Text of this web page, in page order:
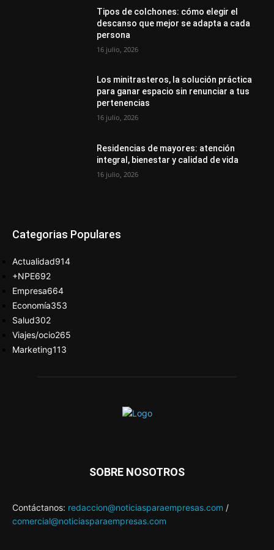
Tipos de colchones: cómo elegir el
descanso que mejor se adapta a cada
persona
16 julio, 2026
Los minitrasteros, la solución práctica
para ganar espacio sin renunciar a tus
pertenencias
16 julio, 2026
Residencias de mayores: atención
integral, bienestar y calidad de vida
16 julio, 2026
Categorias Populares
Actualidad914
+NPE692
Empresa664
Economía353
Salud302
Viajes/ocio265
Marketing113
SOBRE NOSOTROS
Contáctanos: redaccion@noticiasparaempresas.com /
comercial@noticiasparaempresas.com